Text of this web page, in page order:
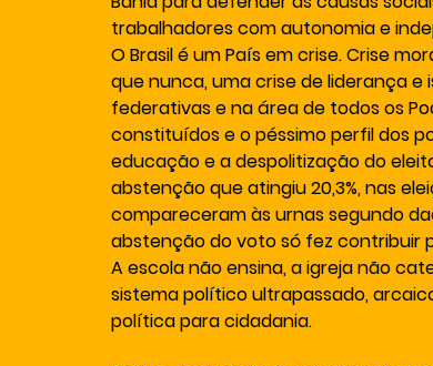
trabalhadores com autonomia e
O Brasil é um País em crise. Crise
que nunca, uma crise de liderança e
federativas e na área de todos os
constituídos e o péssimo perfil dos
educação e a despolitização do
abstenção que atingiu 20,3%, nas
compareceram às urnas segundo
abstenção do voto só fez contribuir
A escola não ensina, a igreja não
sistema político ultrapassado,
política para cidadania.